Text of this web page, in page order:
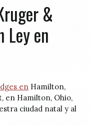
&
Ley en
en Hamilton,
en Hamilton, Ohio,
ciudad natal y al